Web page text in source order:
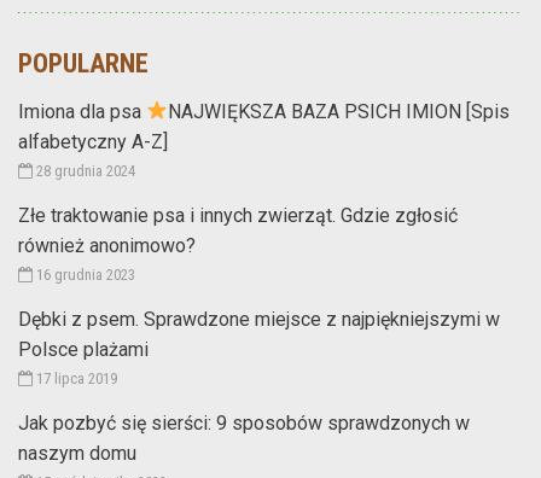
POPULARNE
Imiona dla psa
NAJWIĘKSZA BAZA PSICH IMION [Spis
alfabetyczny A-Z]
28 grudnia 2024
Złe traktowanie psa i innych zwierząt. Gdzie zgłosić
również anonimowo?
16 grudnia 2023
Dębki z psem. Sprawdzone miejsce z najpiękniejszymi w
Polsce plażami
17 lipca 2019
Jak pozbyć się sierści: 9 sposobów sprawdzonych w
naszym domu